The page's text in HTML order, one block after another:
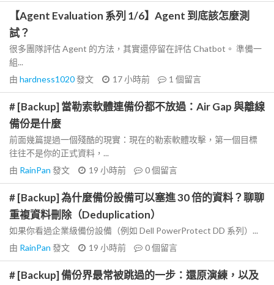
【Agent Evaluation 系列 1/6】Agent 到底該怎麼測
試？
很多團隊評估 Agent 的方法，其實還停留在評估 Chatbot。 準備一
組...
由 hardness1020發文 17 小時前 1 個留言
# [Backup] 當勒索軟體連備份都不放過：Air Gap 與離線
備份是什麼
前面幾篇提過一個殘酷的現實：現在的勒索軟體攻擊，第一個目標
往往不是你的正式資料，...
由 RainPan 發文 19 小時前 0個留言
# [Backup] 為什麼備份設備可以塞進 30 倍的資料？聊聊
重複資料刪除（Deduplication）
如果你看過企業級備份設備（例如 Dell PowerProtect DD 系列）...
由 RainPan 發文 19 小時前 0個留言
# [Backup] 備份界最常被跳過的一步：還原演練，以及